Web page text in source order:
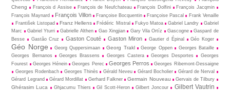
Cheng
François d Assise François de Neufchateau François Dolfini
François Jacqmin
François Maynard
François Villon Françoise Bocquentin Françoise Pascal
Frank Venaille
František Listopad
Franz Hellens Frédéric Mistral Fukyo Matoa Gabriel Landry
Gabriel
Marc
Gabriel Yturri Gabrielle Althen Gao Xingjian Gary Vila Ortíz Gascogne
Gaspard de
Besse
Gastão Cruz Gaston Couté Gaston Miron Gautier d Épinal Géo Koger
Géo Norge Georg Quppersimaan Georg Trakl George Oppen
Georges Bataille
Georges Bernanos
Georges Brassens Georges Castera Georges Desportes
Georges
Fourest
Georges Hénein Georges Perec Georges Perros
Georges Ribemont-Dessaigne
Georges Rodenbach
Georges Thinès Gérald Neveu Gérard Bocholier
Gérard de Nerval
Gérard Legrand
Gérard Mordillat Gerhard Falkner Germain Nouveau Gervais de Tilbury
Ghérasim Luca Ghjacumu Thiers Gil Scott-Heron Gilbert Joncour Gilbert Vautrin